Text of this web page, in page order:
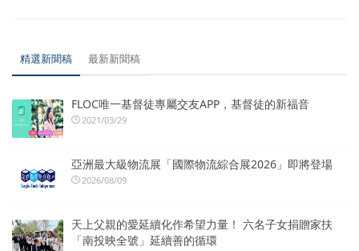
精選新聞稿 最新新聞稿
FLOC唯一基督徒專屬交友APP，基督徒的新福音
2021/03/29
亞洲最大級物流展「國際物流綜合展2026」即將登場
2026/08/09
天上父親的愛延續化作希望力量！ 六名子女捐贈家扶
「南投映全號」延續善的循環